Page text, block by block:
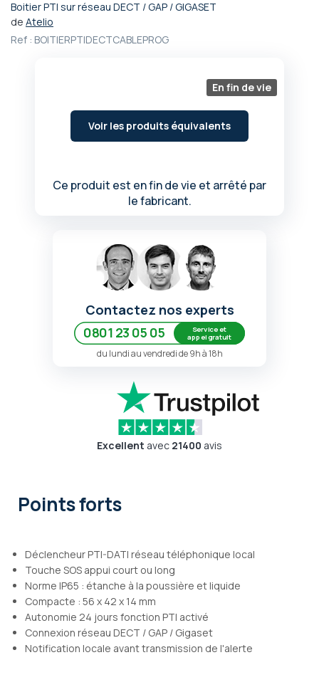
Boitier PTI sur réseau DECT / GAP / GIGASET
de Atelio
Ref : BOITIERPTIDECTCABLEPROG
En fin de vie
Voir les produits équivalents
Ce produit est en fin de vie et arrêté par
le fabricant.
Passer
au
début
Contactez nos experts
0801 23 05 05
Service et
appel gratuit
du lundi au vendredi de 9h à 18h
Excellent avec 21400 avis
Points forts
Déclencheur PTI-DATI réseau téléphonique local
Touche SOS appui court ou long
Norme IP65 : étanche à la poussière et liquide
Compacte : 56 x 42 x 14 mm
Autonomie 24 jours fonction PTI activé
Connexion réseau DECT / GAP / Gigaset
Notification locale avant transmission de l'alerte